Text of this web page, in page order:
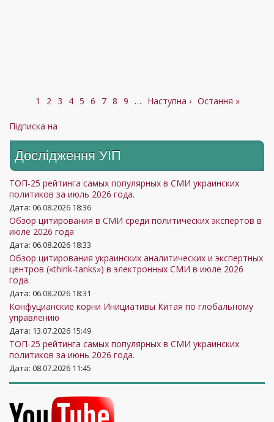
та
Круглий
Розбивка
сторінки
Поточна
1 Сторінка
2 Сторінка
3 Сторінка
4 Сторінка
5 Сторінка
6 Сторінка
7 Сторінка
8 Сторінка
9 …
Наступна
Наступна › Остання
Остання »
Підписка на
Дослідження УIП
ТОП-25 рейтинга самых популярных в СМИ украинских
политиков за июль 2026 года.
Дата: 06.08.2026 18:36
Обзор цитирования в СМИ среди политических экспертов в
июле 2026 года
Дата: 06.08.2026 18:33
Обзор цитирования украинских аналитических и экспертных
центров («think-tanks») в электронных СМИ в июле 2026
года.
Дата: 06.08.2026 18:31
Конфуцианские корни Инициативы Китая по глобальному
управлению
Дата: 13.07.2026 15:49
ТОП-25 рейтинга самых популярных в СМИ украинских
политиков за июнь 2026 года.
Дата: 08.07.2026 11:45